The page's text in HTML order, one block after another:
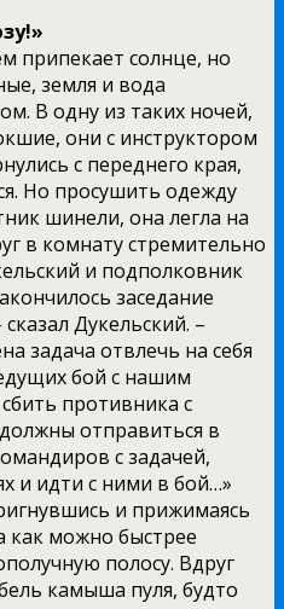
припекает солнце, но
земля и вода
В одну из таких ночей,
они с инструктором
с переднего края,
Но просушить одежду
шинели, она легла на
в комнату стремительно
и подполковник
заседание
Дукельский. –
задача отвлечь на себя
бой с нашим
противника с
отправиться в
с задачей,
и идти с ними в бой…»
и прижимаясь
можно быстрее
полосу. Вдруг
камыша пуля, будто